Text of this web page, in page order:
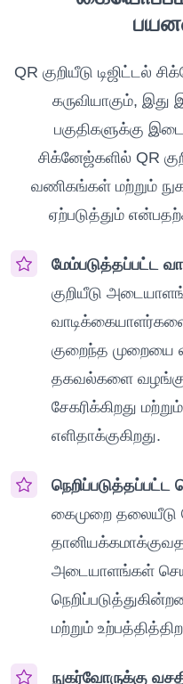
QR குறியீடு டிஜிட்டல்
கருவியாகும், இது
பகுதிகளுக்கு
சிக்னேஜ்களில் QR
வணிகங்கள் மற்றும்
ஏற்படுத்தும்
மேம்படுத்தப்பட்ட
குறியீடு
குறைந்த முறையை
தகவல்களை
சேகரிக்கிறது
எளிதாக்குகிறது.
நெறிப்படுத்தப்பட்ட
கைமுறை தலையீடு
அடையாளங்கள்
மற்றும்
நுகர்வோருக்கு